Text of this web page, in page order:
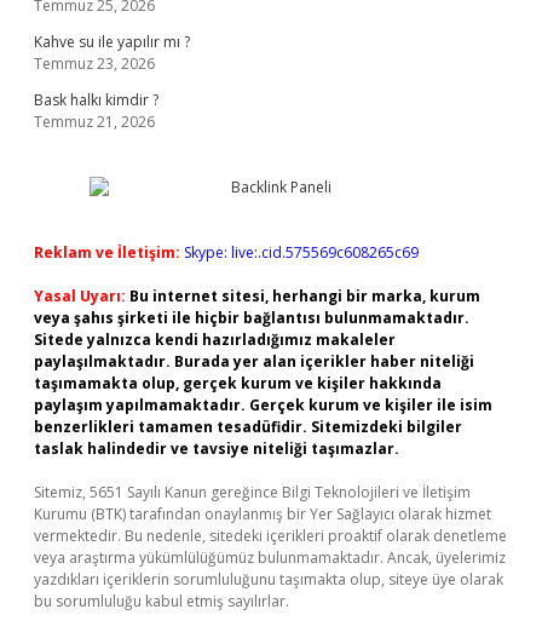
Temmuz 25, 2026
Kahve su ile yapılır mı ?
Temmuz 23, 2026
Bask halkı kimdir ?
Temmuz 21, 2026
Reklam ve İletişim: Skype: live:.cid.575569c608265c69
Yasal Uyarı: Bu internet sitesi, herhangi bir marka, kurum
veya şahıs şirketi ile hiçbir bağlantısı bulunmamaktadır.
Sitede yalnızca kendi hazırladığımız makaleler
paylaşılmaktadır. Burada yer alan içerikler haber niteliği
taşımamakta olup, gerçek kurum ve kişiler hakkında
paylaşım yapılmamaktadır. Gerçek kurum ve kişiler ile isim
benzerlikleri tamamen tesadüfidir. Sitemizdeki bilgiler
taslak halindedir ve tavsiye niteliği taşımazlar.
Sitemiz, 5651 Sayılı Kanun gereğince Bilgi Teknolojileri ve İletişim
Kurumu (BTK) tarafından onaylanmış bir Yer Sağlayıcı olarak hizmet
vermektedir. Bu nedenle, sitedeki içerikleri proaktif olarak denetleme
veya araştırma yükümlülüğümüz bulunmamaktadır. Ancak, üyelerimiz
yazdıkları içeriklerin sorumluluğunu taşımakta olup, siteye üye olarak
bu sorumluluğu kabul etmiş sayılırlar.